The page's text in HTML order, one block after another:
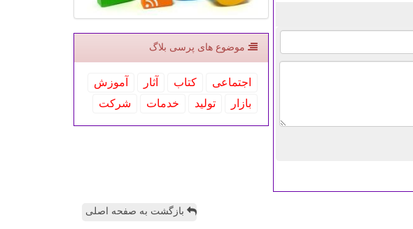
موضوع های پرسی بلاگ
اجتماعی كتاب آثار
آموزش
بازار
تولید خدمات شركت
بازگشت به صفحه اصلی